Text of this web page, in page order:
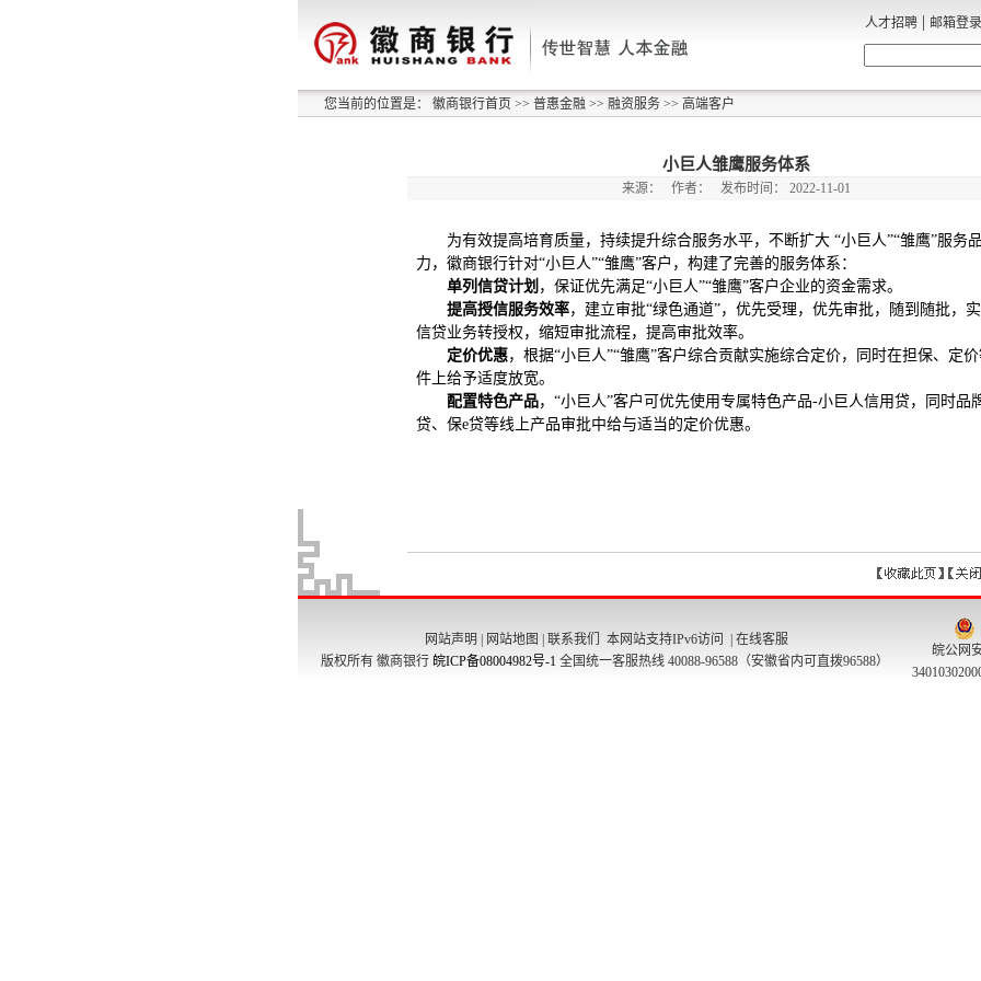
人才招聘 | 邮箱登录
您当前的位置是： 徽商银行首页 >> 普惠金融 >> 融资服务 >> 高端客户
小巨人雏鹰服务体系
来源： 作者： 发布时间： 2022-11-01
网站声明 网站地图 联系我们 本网站支持IPv6访问 | 在线客服
版权所有 徽商银行 皖ICP备08004982号-1 全国统一客服热线 40088-96588（安徽省内可直拨96588）
皖公网